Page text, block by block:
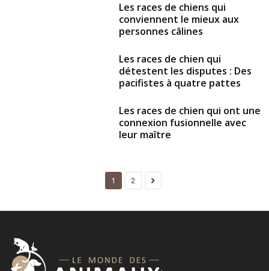
Les races de chiens qui
conviennent le mieux aux
personnes câlines
Les races de chien qui
détestent les disputes : Des
pacifistes à quatre pattes
Les races de chien qui ont une
connexion fusionnelle avec
leur maître
1 2